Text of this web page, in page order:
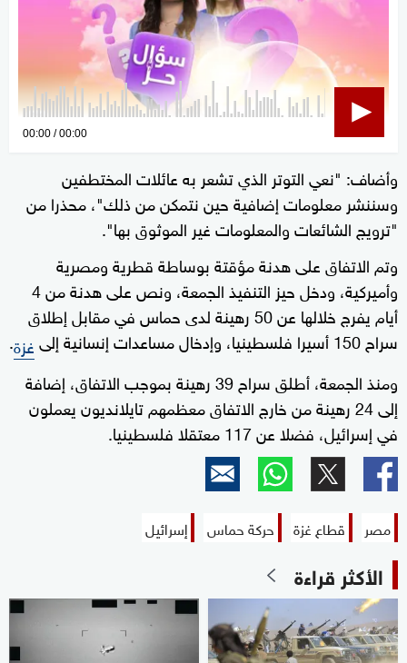
0
seconds
00:00 00:00
وأضاف: "نعي التوتر الذي تشعر به عائلات المختطفين
وسننشر معلومات إضافية حين نتمكن من ذلك"، محذرا من
"ترويج الشائعات والمعلومات غير الموثوق بها".
وتم الاتفاق على هدنة مؤقتة بوساطة قطرية ومصرية
وأميركية، ودخل حيز التنفيذ الجمعة، ونص على هدنة من 4
أيام يفرج خلالها عن 50 رهينة لدى حماس في مقابل إطلاق
سراح 150 أسيرا فلسطينيا، وإدخال مساعدات إنسانية إلى
غزة.
ومنذ الجمعة، أطلق سراح 39 رهينة بموجب الاتفاق، إضافة
إلى 24 رهينة من خارج الاتفاق معظمهم تايلانديون يعملون
في إسرائيل، فضلا عن 117 معتقلا فلسطينيا.
مصر قطاع غزة حركة حماس إسرائيل
الأكثر قراءة